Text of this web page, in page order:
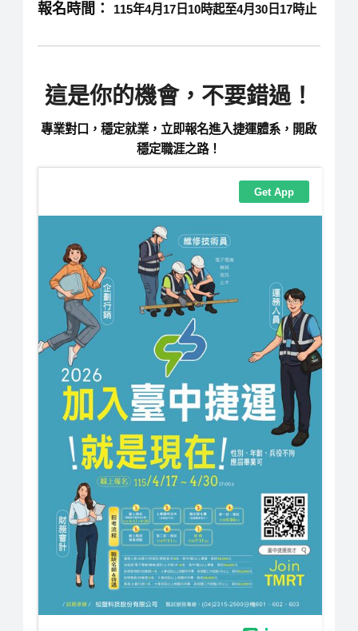
報名時間：
115年4月17日10時起至4月30日17時止
這是你的機會，不要錯過！
專業對口，穩定就業，立即報名進入捷運體系，開啟
穩定職涯之路！